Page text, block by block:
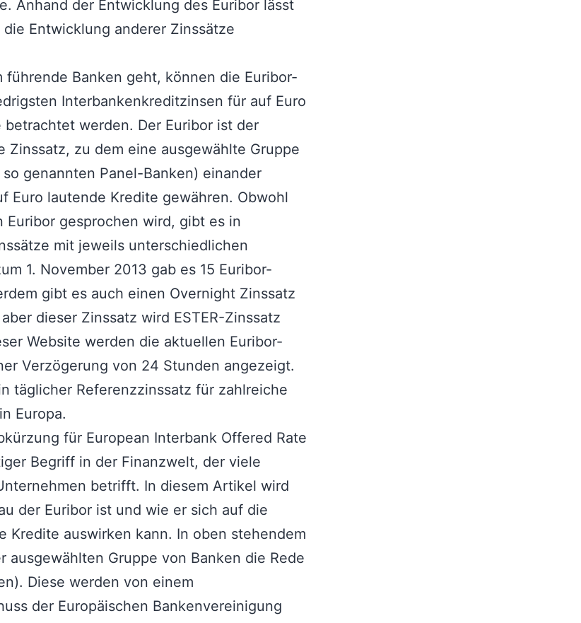
Anhand der Entwicklung des Euribor lässt
Entwicklung anderer Zinssätze
führende Banken geht, können die Euribor-
Interbankenkreditzinsen für auf Euro
betrachtet werden. Der Euribor ist der
Zinssatz, zu dem eine ausgewählte Gruppe
genannten Panel-Banken) einander
Euro lautende Kredite gewähren. Obwohl
Euribor gesprochen wird, gibt es in
mit jeweils unterschiedlichen
1. November 2013 gab es 15 Euribor-
gibt es auch einen Overnight Zinssatz
dieser Zinssatz wird ESTER-Zinssatz
Website werden die aktuellen Euribor-
Verzögerung von 24 Stunden angezeigt.
täglicher Referenzzinssatz für zahlreiche
Europa.
für European Interbank Offered Rate
Begriff in der Finanzwelt, der viele
betrifft. In diesem Artikel wird
der Euribor ist und wie er sich auf die
Kredite auswirken kann. In oben stehendem
ausgewählten Gruppe von Banken die Rede
Diese werden von einem
der Europäischen Bankenvereinigung